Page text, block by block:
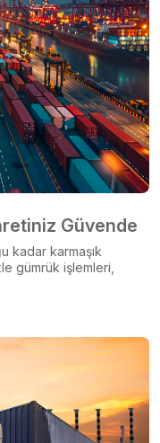
Güvende
kadar karmaşık
gümrük işlemleri,